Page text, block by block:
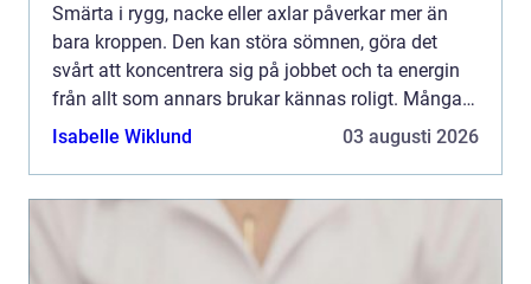
Smärta i rygg, nacke eller axlar påverkar mer än
bara kroppen. Den kan störa sömnen, göra det
svårt att koncentrera sig på jobbet och ta energin
från allt som annars brukar kännas roligt. Många
vänjer sig successivt vid värken och tänker att den
Isabelle Wiklund 03 augusti 2026